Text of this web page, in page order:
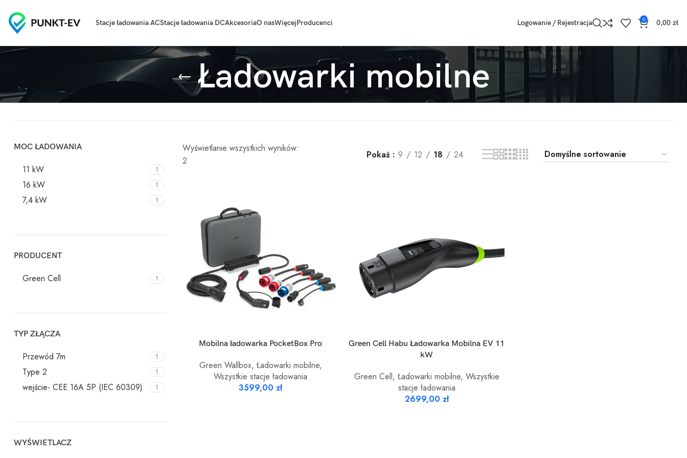
Stacje ładowania ACStacje ładowania DCAkcesoriaO nasWięcejProducenci Logowanie / Rejestracja 0 0,00 zł
Ładowarki mobilne
MOC ŁADOWANIA
11 kW 1
16 kW 1
7,4 kW 1
PRODUCENT
Green Cell 1
TYP ZŁĄCZA
Przewód 7m 1
Type 2 1
wejście- CEE 16A 5P (IEC 60309) 1
WYŚWIETLACZ
Wyświetlanie wszystkich wyników:
2
Pokaż 9 12 18 24
DODAJ DO KOSZYKA
Mobilna ładowarka PocketBox Pro
Green Wallbox, Ładowarki mobilne,
Wszystkie stacje ładowania
3599,00zł
DODAJ DO KOSZYKA
Green Cell Habu Ładowarka Mobilna EV 11
kW
Green Cell, Ładowarki mobilne, Wszystkie
stacje ładowania
2699,00 zł